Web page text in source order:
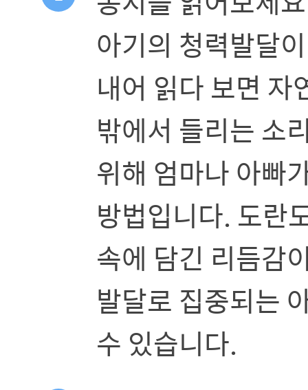
아기의 청력발달
내어 읽다 보면 자
밖에서 들리는 소
위해 엄마나 아빠
방법입니다. 도란
속에 담긴 리듬감
발달로 집중되는
수 있습니다.